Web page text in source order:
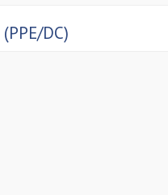
(PPE/DC)